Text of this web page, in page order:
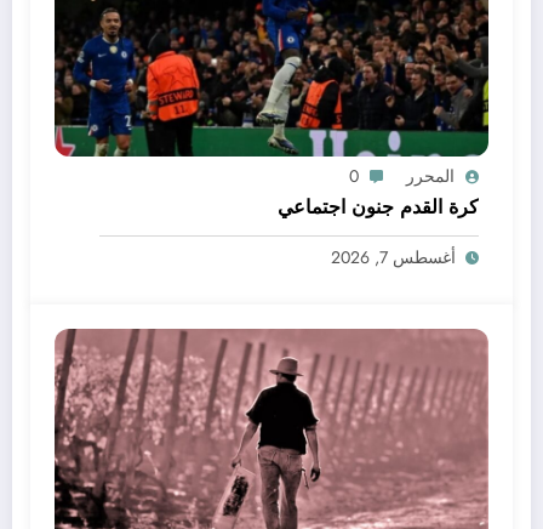
المحرر 0
كرة القدم جنون اجتماعي
أغسطس 7, 2026